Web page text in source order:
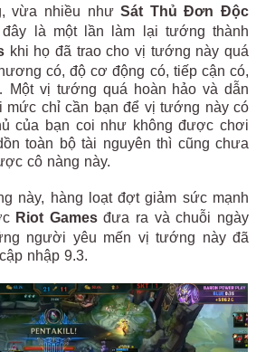
vừa nhiều nhưSát Thủ Đơn Độc
là một lần làm lại tướng thành
khi họ đã trao cho vị tướng này quá
có, độ cơ động có, tiếp cận có,
Một vị tướng quá hoàn hảo và dẫn
mức chỉ cần bạn để vị tướng này có
của bạn coi như không được chơi
toàn bộ tài nguyên thì cũng chưa
cô nàng này.
này, hàng loạt đợt giảm sức mạnh
Riot Gamesđưa ra và chuỗi ngày
người yêu mến vị tướng này đã
nhập 9.3.